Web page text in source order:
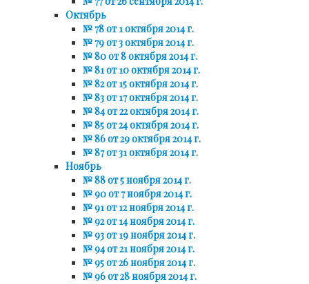
Октябрь
№ 78 от 1 октября 2014 г.
№ 79 от 3 октября 2014 г.
№ 80 от 8 октября 2014 г.
№ 81 от 10 октября 2014 г.
№ 82 от 15 октября 2014 г.
№ 83 от 17 октября 2014 г.
№ 84 от 22 октября 2014 г.
№ 85 от 24 октября 2014 г.
№ 86 от 29 октября 2014 г.
№ 87 от 31 октября 2014 г.
Ноябрь
№ 88 от 5 ноября 2014 г.
№ 90 от 7 ноября 2014 г.
№ 91 от 12 ноября 2014 г.
№ 92 от 14 ноября 2014 г.
№ 93 от 19 ноября 2014 г.
№ 94 от 21 ноября 2014 г.
№ 95 от 26 ноября 2014 г.
№ 96 от 28 ноября 2014 г.